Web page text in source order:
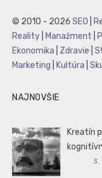
© 2010 - 2026 SEO
Reality
Manažment
Ekonomika
Zdravie
Marketing
Kultúra
NAJNOVŠIE
Kreatín
3.